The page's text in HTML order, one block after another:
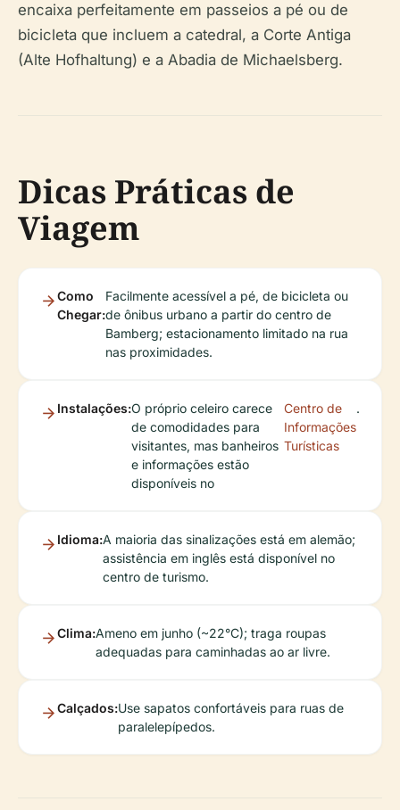
encaixa perfeitamente em passeios a pé ou de
bicicleta que incluem a catedral, a Corte Antiga
(Alte Hofhaltung) e a Abadia de Michaelsberg.
Dicas Práticas de
Viagem
Como
Chegar:
Facilmente acessível a pé, de bicicleta ou
de ônibus urbano a partir do centro de
Bamberg; estacionamento limitado na rua
nas proximidades.
Instalações:O próprio celeiro carece
de comodidades para
visitantes, mas banheiros
e informações estão
disponíveis no
Centro de
Informações
Turísticas
.
Idioma:A maioria das sinalizações está em alemão;
assistência em inglês está disponível no
centro de turismo.
Clima:Ameno em junho (~22°C); traga roupas
adequadas para caminhadas ao ar livre.
Calçados:Use sapatos confortáveis para ruas de
paralelepípedos.